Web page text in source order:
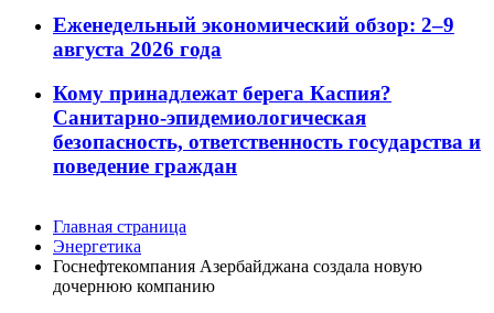
Еженедельный экономический обзор: 2–9
августа 2026 года
Кому принадлежат берега Каспия?
Санитарно-эпидемиологическая
безопасность, ответственность государства и
поведение граждан
Главная страница
Энергетика
Госнефтекомпания Азербайджана создала новую
дочернюю компанию